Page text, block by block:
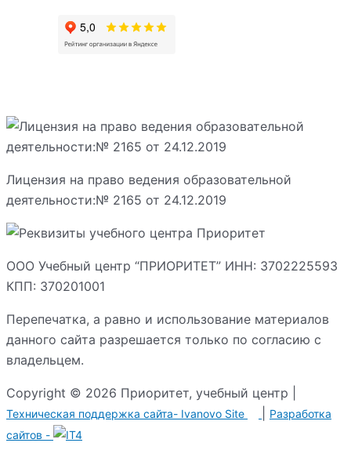
Лицензия на право ведения образовательной
деятельности:№ 2165 от 24.12.2019
ООО Учебный центр “ПРИОРИТЕТ” ИНН: 3702225593
КПП: 370201001
Перепечатка, а равно и использование материалов
данного сайта разрешается только по согласию с
владельцем.
Copyright © 2026 Приоритет, учебный центр |
Техническая поддержка сайта- Ivanovo Site
Разработка
сайтов -